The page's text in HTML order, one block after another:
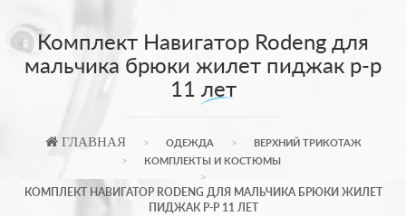
Комплект Навигатор Rodeng для
мальчика брюки жилет пиджак р-р
11 лет
ГЛАВНАЯ ОДЕЖДА
ВЕРХНИЙ ТРИКОТАЖ
КОМПЛЕКТЫ И КОСТЮМЫ
КОМПЛЕКТ НАВИГАТОР RODENG ДЛЯ МАЛЬЧИКА БРЮКИ ЖИЛЕТ
ПИДЖАК Р-Р 11 ЛЕТ